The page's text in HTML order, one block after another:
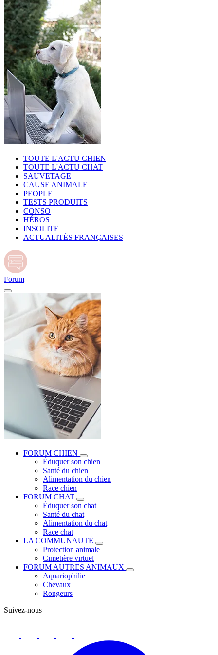
TOUTE L'ACTU CHIEN
TOUTE L'ACTU CHAT
SAUVETAGE
CAUSE ANIMALE
PEOPLE
TESTS PRODUITS
CONSO
HÉROS
INSOLITE
ACTUALITÉS FRANÇAISES
Forum
FORUM CHIEN
Éduquer son chien
Santé du chien
Alimentation du chien
Race chien
FORUM CHAT
Éduquer son chat
Santé du chat
Alimentation du chat
Race chat
LA COMMUNAUTÉ
Protection animale
Cimetière virtuel
FORUM AUTRES ANIMAUX
Aquariophilie
Chevaux
Rongeurs
Suivez-nous